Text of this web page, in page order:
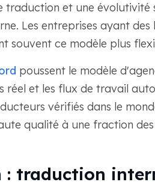
et une évolutivité
Les entreprises ayant
souvent ce modèle plus
poussent le modèle
réel et les flux de travail
vérifiés dans le
qualité à une fraction
traduction